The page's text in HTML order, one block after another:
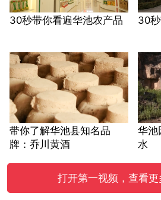
30秒带你看遍华池农产品 30
带你了解华池县知名品
牌：乔川黄酒
华池
水
打开第一视频，查看